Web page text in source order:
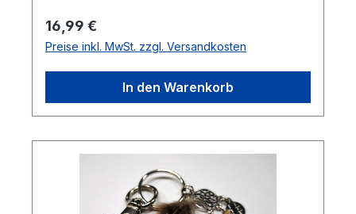
Regulärer Preis:
16,99 €
Preise inkl. MwSt. zzgl. Versandkosten
In den Warenkorb